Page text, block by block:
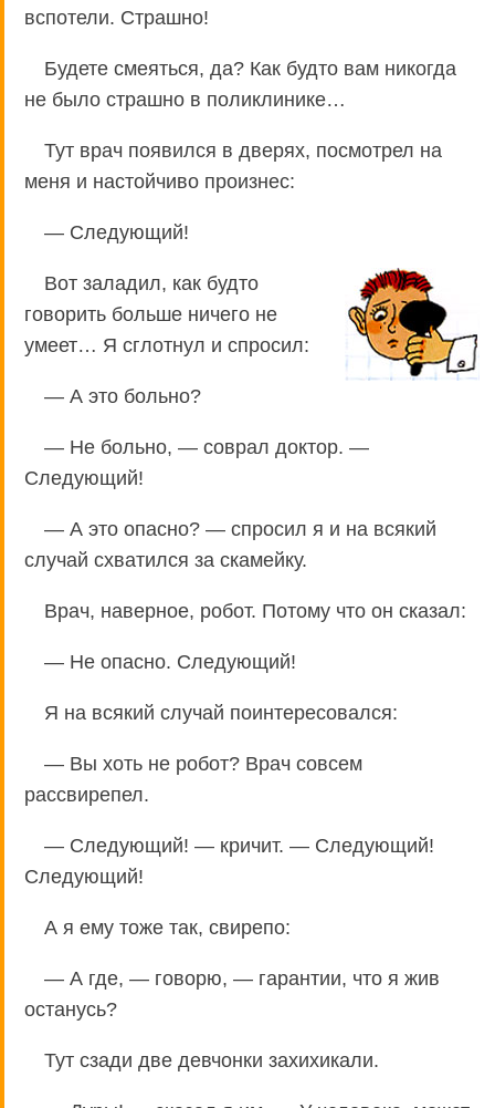
вспотели. Страшно!
Будете смеяться, да? Как будто вам никогда
не было страшно в поликлинике…
Тут врач появился в дверях, посмотрел на
меня и настойчиво произнес:
— Следующий!
Вот заладил, как будто
говорить больше ничего не
умеет… Я сглотнул и спросил:
— А это больно?
— Не больно, — соврал доктор. —
Следующий!
— А это опасно? — спросил я и на всякий
случай схватился за скамейку.
Врач, наверное, робот. Потому что он сказал:
— Не опасно. Следующий!
Я на всякий случай поинтересовался:
— Вы хоть не робот? Врач совсем
рассвирепел.
— Следующий! — кричит. — Следующий!
Следующий!
А я ему тоже так, свирепо:
— А где, — говорю, — гарантии, что я жив
останусь?
Тут сзади две девчонки захихикали.